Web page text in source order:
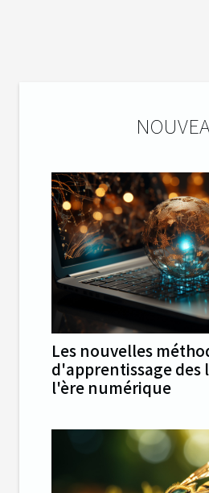
Les nouvelles
d'apprentissage des
l'ère numérique